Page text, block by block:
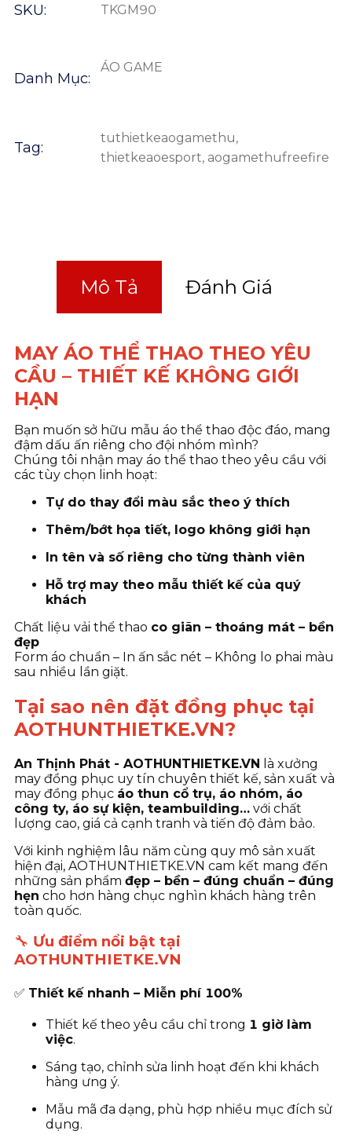
SKU: TKGM90
Danh Mục:
ÁO GAME
Tag:
tuthietkeaogamethu,
thietkeaoesport, aogamethufreefire
Mô Tả Đánh Giá
MAY ÁO THỂ THAO THEO YÊU
CẦU – THIẾT KẾ KHÔNG GIỚI
HẠN
Bạn muốn sở hữu mẫu áo thể thao độc đáo, mang
đậm dấu ấn riêng cho đội nhóm mình?
Chúng tôi nhận may áo thể thao theo yêu cầu với
các tùy chọn linh hoạt:
Tự do thay đổi màu sắc theo ý thích
Thêm/bớt họa tiết, logo không giới hạn
In tên và số riêng cho từng thành viên
Hỗ trợ may theo mẫu thiết kế của quý
khách
Chất liệu vải thể thao co giãn – thoáng mát – bền
đẹp
Form áo chuẩn – In ấn sắc nét – Không lo phai màu
sau nhiều lần giặt.
Tại sao nên đặt đồng phục tại
AOTHUNTHIETKE.VN?
An Thịnh Phát - AOTHUNTHIETKE.VN là xưởng
may đồng phục uy tín chuyên thiết kế, sản xuất và
may đồng phục áo thun cổ trụ, áo nhóm, áo
công ty, áo sự kiện, teambuilding… với chất
lượng cao, giá cả cạnh tranh và tiến độ đảm bảo.
Với kinh nghiệm lâu năm cùng quy mô sản xuất
hiện đại, AOTHUNTHIETKE.VN cam kết mang đến
những sản phẩm đẹp – bền – đúng chuẩn – đúng
hẹn cho hơn hàng chục nghìn khách hàng trên
toàn quốc.
🔧 Ưu điểm nổi bật tại
AOTHUNTHIETKE.VN
✅ Thiết kế nhanh – Miễn phí 100%
Thiết kế theo yêu cầu chỉ trong 1 giờ làm
việc.
Sáng tạo, chỉnh sửa linh hoạt đến khi khách
hàng ưng ý.
Mẫu mã đa dạng, phù hợp nhiều mục đích sử
dụng.